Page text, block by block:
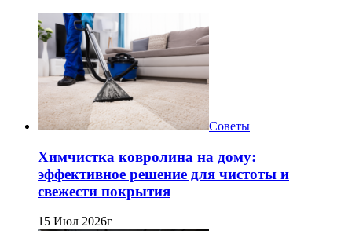
Советы
Химчистка ковролина на дому:
эффективное решение для чистоты и
свежести покрытия
15 Июл 2026г